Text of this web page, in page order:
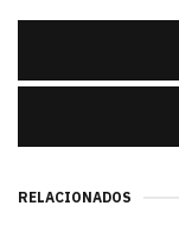
RELACIONADOS